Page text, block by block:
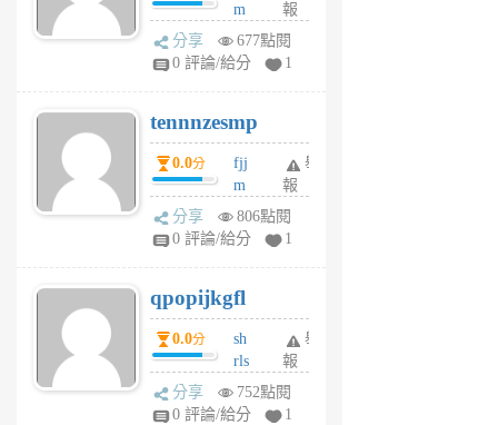
前
m
sg
sr
6
個
月
前
報
分享
677點閱
0 評論/給分
1
tennnzesmp
0.0分
fjj
m
w
rs
6
個
月
前
舉
報
分享
806點閱
0 評論/給分
1
qpopijkgfl
0.0分
sh
rls
k
m
舉
報
分享
752點閱
0 評論/給分
1